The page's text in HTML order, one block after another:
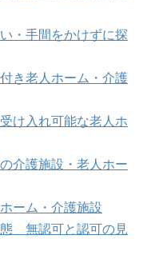
・手間をかけずに探
き老人ホーム・介護
け入れ可能な老人ホ
介護施設・老人ホー
ーム・介護施設
無認可と認可の見